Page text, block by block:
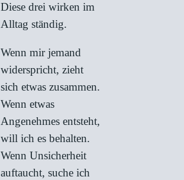
Diese drei wirken im
Alltag ständig.
Wenn mir jemand
widerspricht, zieht
sich etwas zusammen.
Wenn etwas
Angenehmes entsteht,
will ich es behalten.
Wenn Unsicherheit
auftaucht, suche ich